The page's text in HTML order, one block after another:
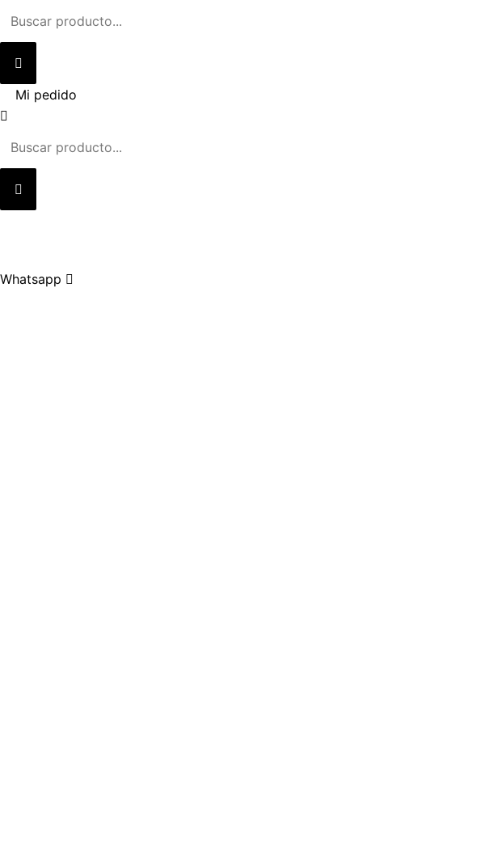
Mi pedido
Whatsapp